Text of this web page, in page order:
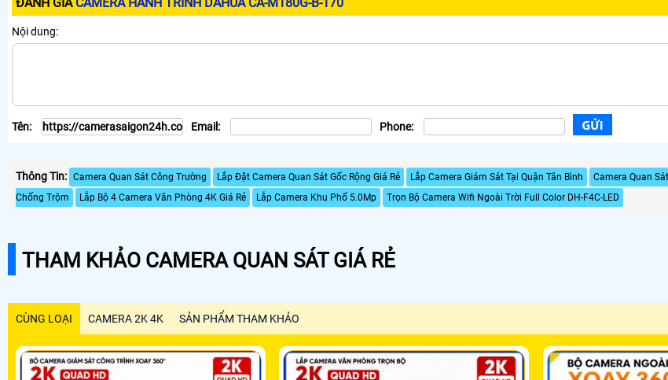
Nội dung:
Tên: Email: Phone:
Thông Tin: Camera Quan Sát Công Trường Lắp Đặt Camera Quan Sát Gốc Rộng Giá Rẻ Lắp Camera Giám Sát Tại Quận Tân Bình Camera Quan
Chống Trộm
Lắp Bộ 4 Camera Văn Phòng 4K Giá Rẻ Lắp Camera Khu Phố 5.0Mp Trọn Bộ Camera Wifi Ngoài Trời Full Color DH-F4C-LED
THAM KHẢO CAMERA QUAN SÁT GIÁ RẺ
CÙNG LOẠI CAMERA 2K 4K SẢN PHẨM THAM KHẢO